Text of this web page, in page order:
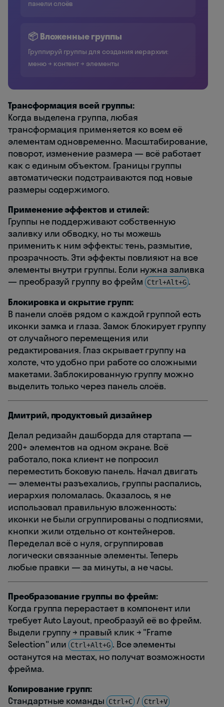
панели слоёв
📦 Вложенные группы
Группируй группы для создания иерархии:
меню → контент → элементы
Трансформация всей группы:
Когда выделена группа, любая
трансформация применяется ко всем её
элементам одновременно. Масштабирование,
поворот, изменение размера — всё работает
как с единым объектом. Границы группы
автоматически подстраиваются под новые
размеры содержимого.
Применение эффектов и стилей:
Группы не поддерживают собственную
заливку или обводку, но ты можешь
применить к ним эффекты: тень, размытие,
прозрачность. Эти эффекты повлияют на все
элементы внутри группы. Если нужна заливка
— преобразуй группу во фрейм
Ctrl+Alt+G .
Блокировка и скрытие групп:
В панели слоёв рядом с каждой группой есть
иконки замка и глаза. Замок блокирует группу
от случайного перемещения или
редактирования. Глаз скрывает группу на
холсте, что удобно при работе со сложными
макетами. Заблокированную группу можно
выделить только через панель слоёв.
Дмитрий, продуктовый дизайнер
Делал редизайн дашборда для стартапа —
200+ элементов на одном экране. Всё
работало, пока клиент не попросил
переместить боковую панель. Начал двигать
— элементы разъехались, группы распались,
иерархия поломалась. Оказалось, я не
использовал правильную вложенность:
иконки не были сгруппированы с подписями,
кнопки жили отдельно от контейнеров.
Переделал всё с нуля, сгруппировав
логически связанные элементы. Теперь
любые правки — за минуты, а не часы.
Преобразование группы во фрейм:
Когда группа перерастает в компонент или
требует Auto Layout, преобразуй её во фрейм.
Выдели группу → правый клик → "Frame
Selection" или Ctrl+Alt+G . Все элементы
останутся на местах, но получат возможности
фрейма.
Копирование групп:
Стандартные команды
Ctrl+C / Ctrl+V